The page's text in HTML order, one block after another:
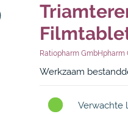
Ratiopharm GmbHpharm
Werkzaam
Verwachte